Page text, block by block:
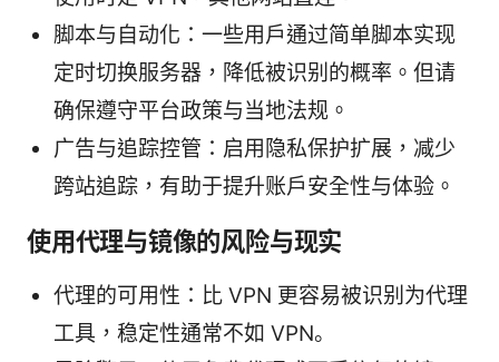
脚本与自动化：一些用户通过简单脚本实现
定时切换服务器，降低被识别的概率。但请
确保遵守平台政策与当地法规。
广告与追踪控管：启用隐私保护扩展，减少
跨站追踪，有助于提升账户安全性与体验。
使用代理与镜像的风险与现实
代理的可用性：比 VPN 更容易被识别为代理
工具，稳定性通常不如 VPN。